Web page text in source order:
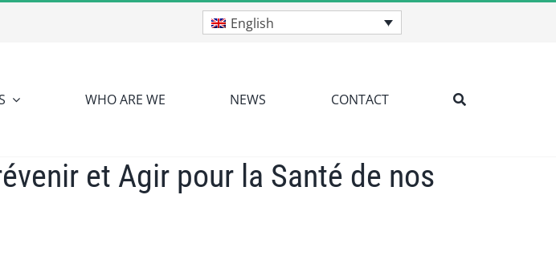
English
WHO ARE WE NEWS CONTACT
et Agir pour la Santé de nos